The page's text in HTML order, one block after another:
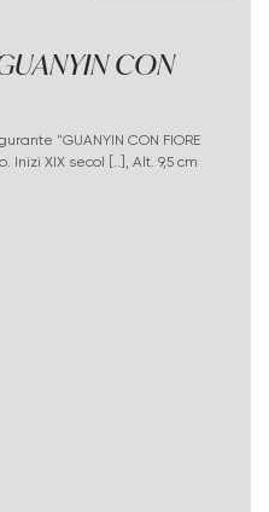
CON
Inizi XIX secol [..], Alt. 9,5 cm